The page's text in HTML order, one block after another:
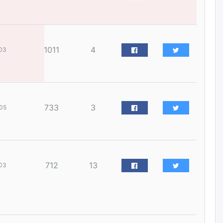
өчигдѳр
Орон сууц, нийтийн аж ахуй,
авто зам, тохижилт
холбоотой ГОМДОЛ их байгааг
суулгана гэх мэтээр дарамталдаг
1011 4
733 3
712 13